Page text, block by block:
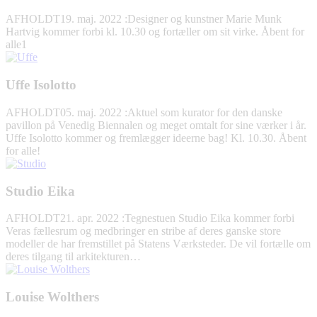
AFHOLDT19. maj. 2022 :Designer og kunstner Marie Munk
Hartvig kommer forbi kl. 10.30 og fortæller om sit virke. Åbent for
alle1
Uffe Isolotto
AFHOLDT05. maj. 2022 :Aktuel som kurator for den danske
pavillon på Venedig Biennalen og meget omtalt for sine værker i år.
Uffe Isolotto kommer og fremlægger ideerne bag! Kl. 10.30. Åbent
for alle!
Studio Eika
AFHOLDT21. apr. 2022 :Tegnestuen Studio Eika kommer forbi
Veras fællesrum og medbringer en stribe af deres ganske store
modeller de har fremstillet på Statens Værksteder. De vil fortælle om
deres tilgang til arkitekturen…
Louise Wolthers